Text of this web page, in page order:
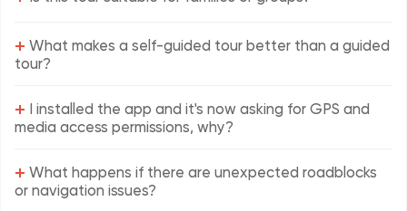
+ What makes a self-guided tour better than a guided
tour?
+ I installed the app and it's now asking for GPS and
media access permissions, why?
+ What happens if there are unexpected roadblocks
or navigation issues?